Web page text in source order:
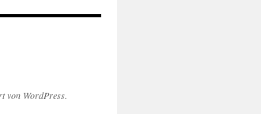
von WordPress.